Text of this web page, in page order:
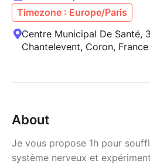
Timezone : Europe/Paris
Centre Municipal De Santé,
Chantelevent, Coron, France
About
Je vous propose 1h pour
système nerveux et